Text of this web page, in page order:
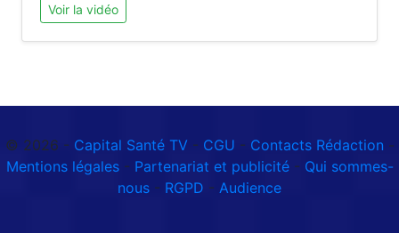
Voir la vidéo
© 2026 - Capital Santé TV- CGU - Contacts Rédaction -
Mentions légales- Partenariat et publicité- Qui sommes-
nous - RGPD - Audience